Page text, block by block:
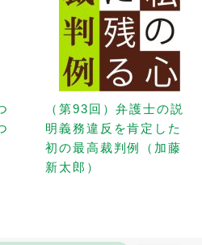
（第93回）弁護士の説
明義務違反を肯定した
初の最高裁判例（加藤
新太郎）